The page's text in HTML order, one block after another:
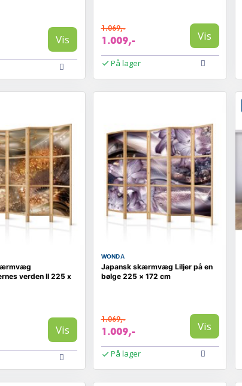
Vis
1.069,-
1.009,- Vis
På lager
verden II 225 x
Vis
WONDA
Japansk skærmvæg Liljer på en
bølge 225 × 172 cm
1.069,-
1.009,- Vis
På lager